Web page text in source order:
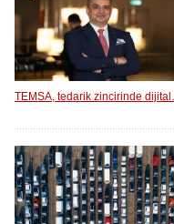
TEMSA, tedarik zincirinde